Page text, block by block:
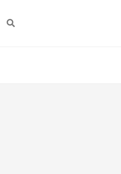
BUSCAR